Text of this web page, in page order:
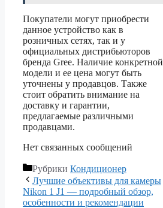
Покупатели могут приобрести
данное устройство как в
розничных сетях, так и у
официальных дистрибьюторов
бренда Gree. Наличие конкретной
модели и ее цена могут быть
уточнены у продавцов. Также
стоит обратить внимание на
доставку и гарантии,
предлагаемые различными
продавцами.
Нет связанных сообщений
Рубрики Кондиционер
Лучшие объективы для камеры
Nikon 1 J1 — подробный обзор,
особенности и рекомендации